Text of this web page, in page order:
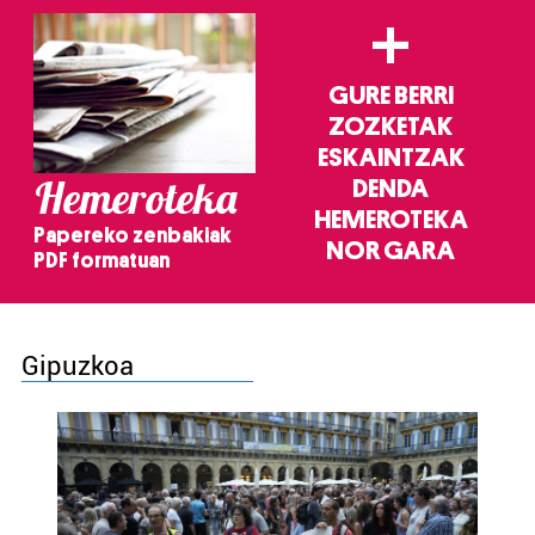
Hemeroteka
Papereko zenbakiak
PDF formatuan
+
GURE BERRI
ZOZKETAK
ESKAINTZAK
DENDA
HEMEROTEKA
NOR GARA
Gipuzkoa